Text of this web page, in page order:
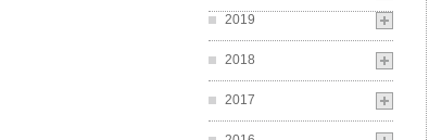
2019
2018
2017